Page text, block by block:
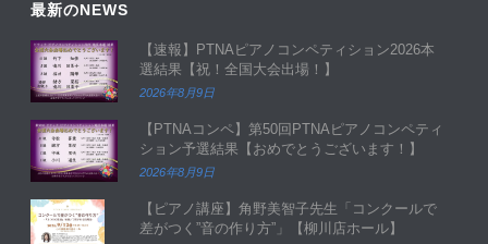
最新のNEWS
【速報】PTNAピアノコンペティション2026本
選結果【祝！全国大会出場！】
2026年8月9日
【PTNAコンペ】第50回PTNAピアノコンペティ
ション予選結果【おめでとうございます！】
2026年8月9日
【ピアノ講座】角野美智子先生「コンクールで
差がつく”音の作り方”」【柳川店ホール】